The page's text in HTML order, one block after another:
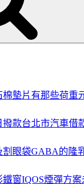
墊片有那些荷重
款台北市汽車借
割眼袋GABA的隆
窗IQOS煙彈方